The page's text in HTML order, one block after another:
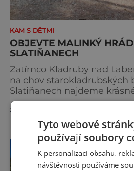
KAM S DĚTMI
OBJEVTE MALINKÝ
SLATIŇANECH
Zatímco Kladruby nad
na chov starokladrubských
Slatiňanech najdeme
stejného plemene. V hipologickém muzeu v
budově zámku se dozvíte
těchto koní, jsou tu
obrazy s koňskými motivy,
některé exponáty
vojenství, dopravě, honech
[caption
zobrazit více >>
Tyto webové
používají soubory
K personalizaci obsahu,
návštěvnosti používáme